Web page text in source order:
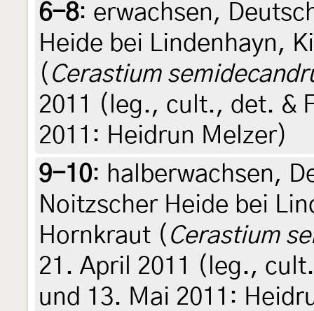
6-8: erwachsen,
Heide bei Lindenhayn,
( Cerastium
2011 (leg., cult., det. &
2011: Heidrun Melzer)
9-10: halberwachsen,
Noitzscher Heide bei
Hornkraut ( Cerastium
21. April 2011 (leg.,
und 13. Mai 2011: